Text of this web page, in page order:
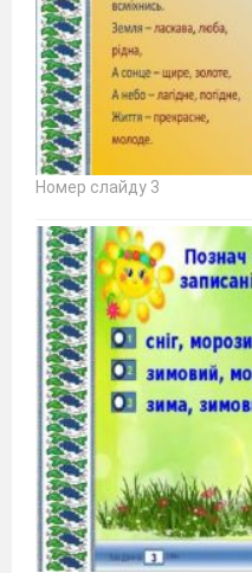
Номер слайду 3